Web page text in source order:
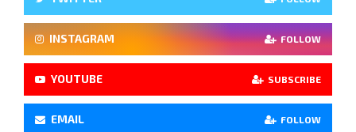
INSTAGRAM FOLLOW
YOUTUBE SUBSCRIBE
EMAIL FOLLOW